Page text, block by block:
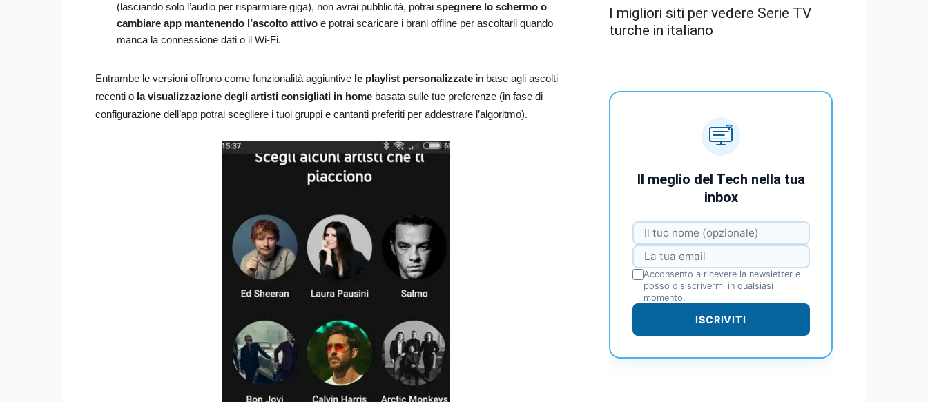
(lasciando solo l’audio per risparmiare giga), non avrai pubblicità, potrai spegnere lo schermo o
cambiare app mantenendo l’ascolto attivo e potrai scaricare i brani offline per ascoltarli quando
manca la connessione dati o il Wi-Fi.
Entrambe le versioni offrono come funzionalità aggiuntive le playlist personalizzate in base agli ascolti
recenti o la visualizzazione degli artisti consigliati in home basata sulle tue preferenze (in fase di
configurazione dell’app potrai scegliere i tuoi gruppi e cantanti preferiti per addestrare l’algoritmo).
I migliori siti per vedere Serie TV
turche in italiano
Il meglio del Tech nella tua
inbox
Acconsento a ricevere la newsletter e
posso disiscrivermi in qualsiasi
momento.
ISCRIVITI